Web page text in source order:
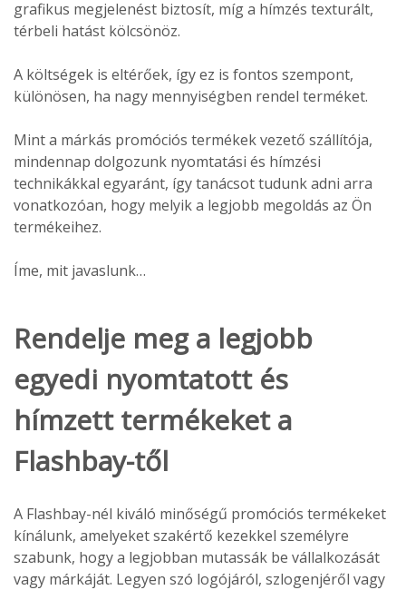
grafikus megjelenést biztosít, míg a hímzés texturált,
térbeli hatást kölcsönöz.
A költségek is eltérőek, így ez is fontos szempont,
különösen, ha nagy mennyiségben rendel terméket.
Mint a márkás promóciós termékek vezető szállítója,
mindennap dolgozunk nyomtatási és hímzési
technikákkal egyaránt, így tanácsot tudunk adni arra
vonatkozóan, hogy melyik a legjobb megoldás az Ön
termékeihez.
Íme, mit javaslunk…
Rendelje meg a legjobb
egyedi nyomtatott és
hímzett termékeket a
Flashbay-től
A Flashbay-nél kiváló minőségű promóciós termékeket
kínálunk, amelyeket szakértő kezekkel személyre
szabunk, hogy a legjobban mutassák be vállalkozását
vagy márkáját. Legyen szó logójáról, szlogenjéről vagy